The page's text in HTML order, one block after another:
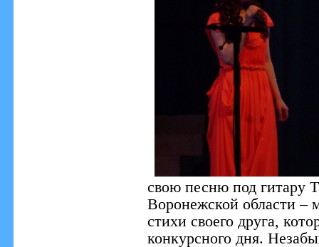
свою песню под гитару
Воронежской области –
стихи своего друга,
конкурсного дня.